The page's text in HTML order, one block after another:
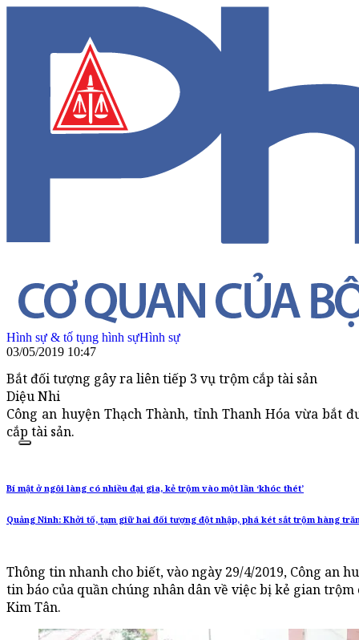
Hình sự & tố tụng hình sựHình sự
03/05/2019 10:47
Bắt đối tượng gây ra liên tiếp 3 vụ trộm cắp tài sản
Diệu Nhi
Công an huyện Thạch Thành, tỉnh Thanh Hóa vừa bắt
cắp tài sản.
Bí mật ở ngôi làng có nhiều đại gia, kẻ trộm vào một lần ‘khóc thét’
Quảng Ninh: Khởi tố, tạm giữ hai đối tượng đột nhập, phá két sắt trộm hàng
Thông tin nhanh cho biết, vào ngày 29/4/2019, Công an
tin báo của quần chúng nhân dân về việc bị kẻ gian
Kim Tân.